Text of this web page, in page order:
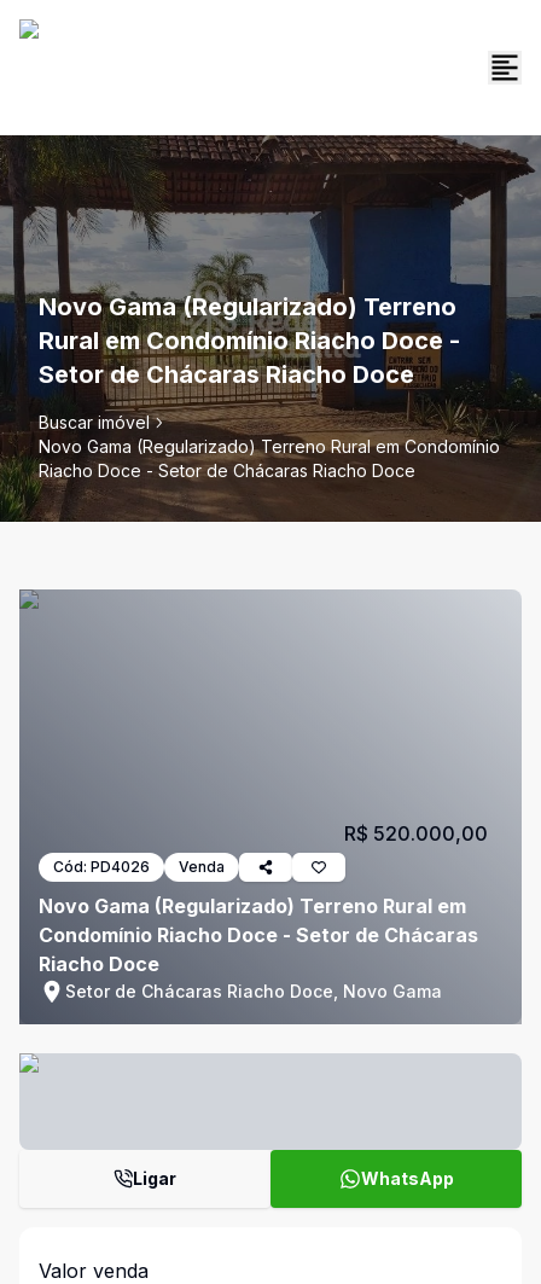
Novo Gama (Regularizado) Terreno
Rural em Condomínio Riacho Doce -
Setor de Chácaras Riacho Doce
Buscar imóvel
Novo Gama (Regularizado) Terreno Rural em Condomínio
Riacho Doce - Setor de Chácaras Riacho Doce
Cód: PD4026 Venda
Novo Gama (Regularizado) Terreno Rural em
Condomínio Riacho Doce - Setor de Chácaras
Riacho Doce
Setor de Chácaras Riacho Doce, Novo Gama
R$ 520.000,00
Ligar WhatsApp
Valor venda